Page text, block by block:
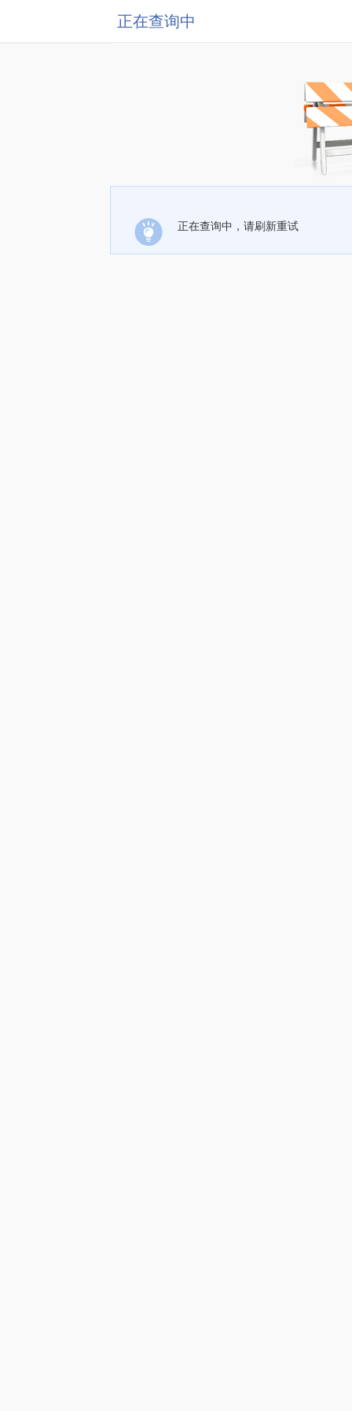
正在查询中
正在查询中，请刷新重试